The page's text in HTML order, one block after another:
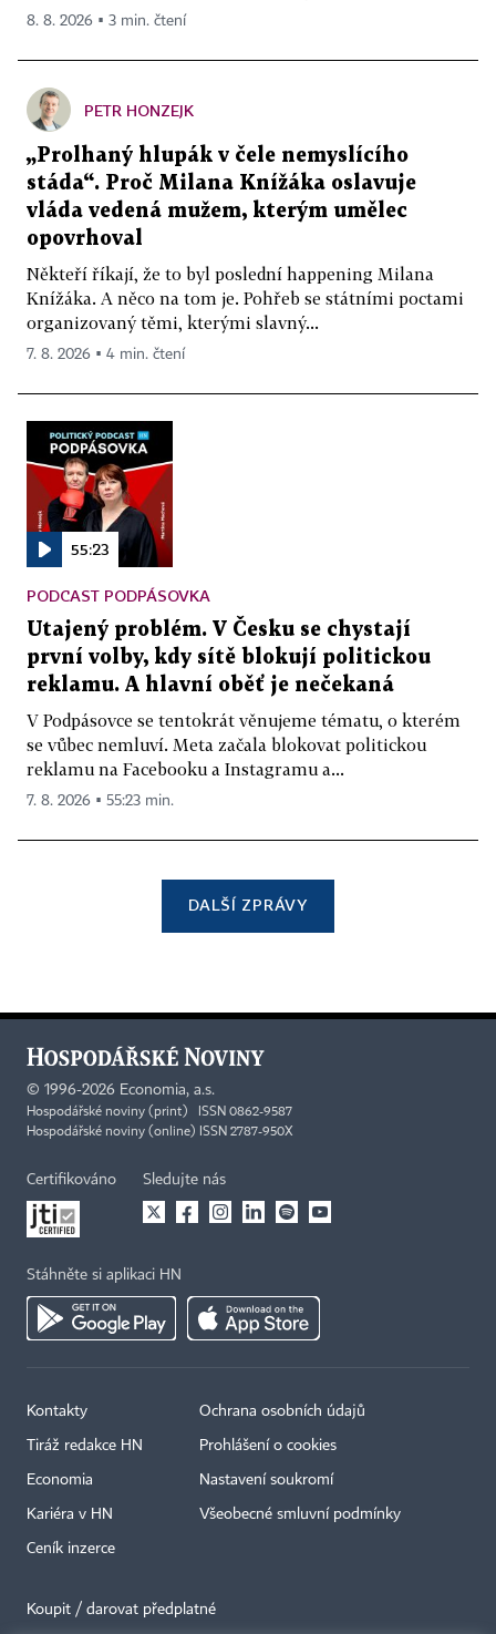
8. 8. 2026 ▪ 3 min. čtení
PETR HONZEJK
„Prolhaný hlupák v čele nemyslícího
stáda“. Proč Milana Knížáka oslavuje
vláda vedená mužem, kterým umělec
opovrhoval
Někteří říkají, že to byl poslední happening Milana
Knížáka. A něco na tom je. Pohřeb se státními poctami
organizovaný těmi, kterými slavný...
7. 8. 2026 ▪ 4 min. čtení
55:23
PODCAST PODPÁSOVKA
Utajený problém. V Česku se chystají
první volby, kdy sítě blokují politickou
reklamu. A hlavní oběť je nečekaná
V Podpásovce se tentokrát věnujeme tématu, o kterém
se vůbec nemluví. Meta začala blokovat politickou
reklamu na Facebooku a Instagramu a...
7. 8. 2026 ▪ 55:23 min.
DALŠÍ ZPRÁVY
© 1996-2026 Economia, a.s.
Hospodářské noviny (print) ISSN 0862-9587
Hospodářské noviny (online) ISSN 2787-950X
Certifikováno Sledujte nás
Stáhněte si aplikaci HN
Kontakty
Tiráž redakce HN
Economia
Kariéra v HN
Ceník inzerce
Ochrana osobních údajů
Prohlášení o cookies
Nastavení soukromí
Všeobecné smluvní podmínky
Koupit / darovat předplatné